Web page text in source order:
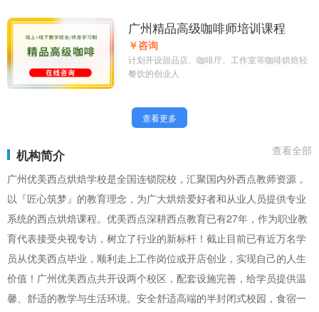
广州精品高级咖啡师培训课程
￥咨询
计划开设甜品店、咖啡厅、工作室等咖啡烘焙轻
餐饮的创业人
查看更多
机构简介
查看全部
广州优美西点烘焙学校是全国连锁院校，汇聚国内外西点教师资源，
以『匠心筑梦』的教育理念，为广大烘焙爱好者和从业人员提供专业
系统的西点烘焙课程。优美西点深耕西点教育已有27年，作为职业教
育代表接受央视专访，树立了行业的新标杆！截止目前已有近万名学
员从优美西点毕业，顺利走上工作岗位或开店创业，实现自己的人生
价值！广州优美西点共开设两个校区，配套设施完善，给学员提供温
馨、舒适的教学与生活环境。安全舒适高端的半封闭式校园，食宿一